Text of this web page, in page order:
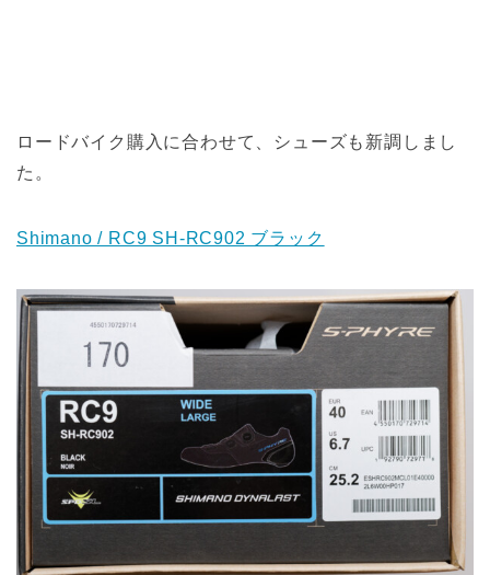
ロードバイク購入に合わせて、シューズも新調しまし
た。
Shimano / RC9 SH-RC902 ブラック